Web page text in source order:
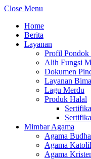
Close Menu
Home
Berita
Layanan
Profil Pondok
Alih Fungsi
Dokumen
Layanan
Lagu Merdu
Produk Halal
Mimbar Agama
Agama Budha
Agama
Agama